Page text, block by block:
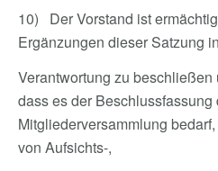
10) Der Vorstand ist
Ergänzungen dieser Satzung
Verantwortung zu
dass es der Beschlussfassung
Mitgliederversammlung
von Aufsichts-,